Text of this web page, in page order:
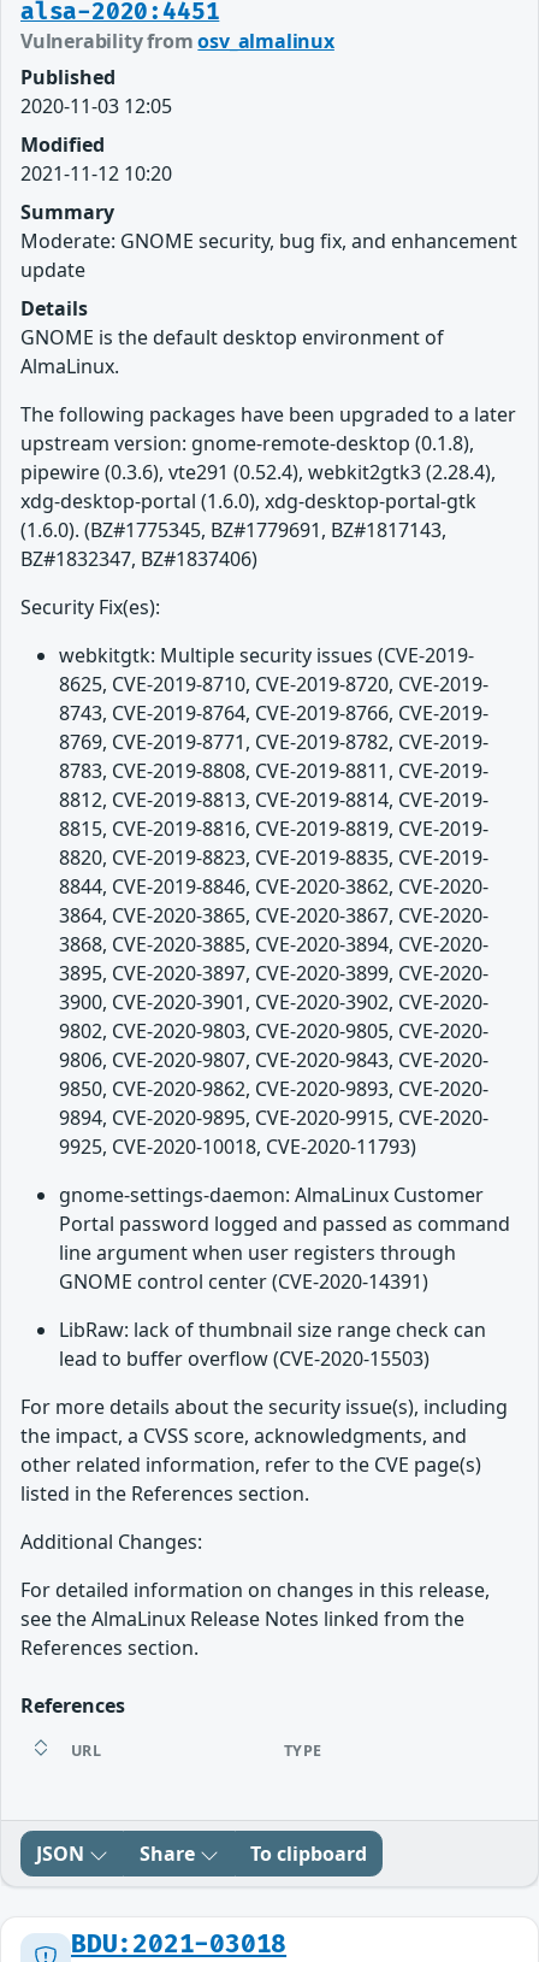
alsa-2020:4451
Vulnerability fromosv_almalinux
Published
2020-11-03 12:05
Modified
2021-11-12 10:20
Summary
Moderate: GNOME security, bug fix, and enhancement
update
Details
GNOME is the default desktop environment of
AlmaLinux.
The following packages have been upgraded to a later
upstream version: gnome-remote-desktop (0.1.8),
pipewire (0.3.6), vte291 (0.52.4), webkit2gtk3 (2.28.4),
xdg-desktop-portal (1.6.0), xdg-desktop-portal-gtk
(1.6.0). (BZ#1775345, BZ#1779691, BZ#1817143,
BZ#1832347, BZ#1837406)
Security Fix(es):
webkitgtk: Multiple security issues (CVE-2019-
8625, CVE-2019-8710, CVE-2019-8720, CVE-2019-
8743, CVE-2019-8764, CVE-2019-8766, CVE-2019-
8769, CVE-2019-8771, CVE-2019-8782, CVE-2019-
8783, CVE-2019-8808, CVE-2019-8811, CVE-2019-
8812, CVE-2019-8813, CVE-2019-8814, CVE-2019-
8815, CVE-2019-8816, CVE-2019-8819, CVE-2019-
8820, CVE-2019-8823, CVE-2019-8835, CVE-2019-
8844, CVE-2019-8846, CVE-2020-3862, CVE-2020-
3864, CVE-2020-3865, CVE-2020-3867, CVE-2020-
3868, CVE-2020-3885, CVE-2020-3894, CVE-2020-
3895, CVE-2020-3897, CVE-2020-3899, CVE-2020-
3900, CVE-2020-3901, CVE-2020-3902, CVE-2020-
9802, CVE-2020-9803, CVE-2020-9805, CVE-2020-
9806, CVE-2020-9807, CVE-2020-9843, CVE-2020-
9850, CVE-2020-9862, CVE-2020-9893, CVE-2020-
9894, CVE-2020-9895, CVE-2020-9915, CVE-2020-
9925, CVE-2020-10018, CVE-2020-11793)
gnome-settings-daemon: AlmaLinux Customer
Portal password logged and passed as command
line argument when user registers through
GNOME control center (CVE-2020-14391)
LibRaw: lack of thumbnail size range check can
lead to buffer overflow (CVE-2020-15503)
For more details about the security issue(s), including
the impact, a CVSS score, acknowledgments, and
other related information, refer to the CVE page(s)
listed in the References section.
Additional Changes:
For detailed information on changes in this release,
see the AlmaLinux Release Notes linked from the
References section.
References
URL TYPE
JSON Share To clipboard
BDU:2021-03018